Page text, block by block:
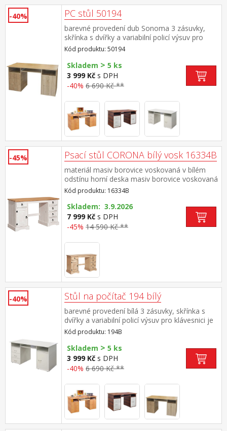
-40% PC stůl 50194
barevné provedení dub Sonoma 3 zásuvky,
skřínka s dvířky a variabilní policí výsuv pro
klávesnici je součástí dodávky (montáž
volitelná)
Kód produktu: 50194
Skladem > 5 ks
3 999 Kč s DPH
-40% 6 690 Kč **
-45% Psací stůl CORONA bílý vosk 16334B
materiál masiv borovice voskovaná v bílém
odstínu horní deska masiv borovice voskovaná
v medovém odstínu 5 malých zásuvek, 1
dvířka, kovové ozdobné úchytky součást
sestavy Corona bílá
Kód produktu: 16334B
Skladem: 3.9.2026
7 999 Kč s DPH
-45% 14 590 Kč **
-40% Stůl na počítač 194 bílý
barevné provedení bílá 3 zásuvky, skřínka s
dvířky a variabilní policí výsuv pro klávesnici je
součástí dodávky (montáž volitelná)
Kód produktu: 194B
Skladem > 5 ks
3 999 Kč s DPH
-40% 6 690 Kč **